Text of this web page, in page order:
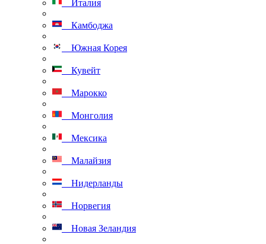
Италия
Камбоджа
Южная Корея
Кувейт
Марокко
Монголия
Мексика
Малайзия
Нидерланды
Норвегия
Новая Зеландия